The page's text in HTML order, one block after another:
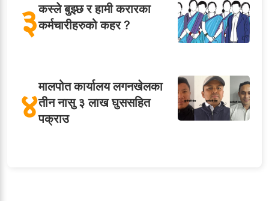
३कस्ले बुझ्छ र हामी करारका
कर्मचारीहरुको कहर ?
४मालपोत कार्यालय लगनखेलका
तीन नासु ३ लाख घुससहित
पक्राउ